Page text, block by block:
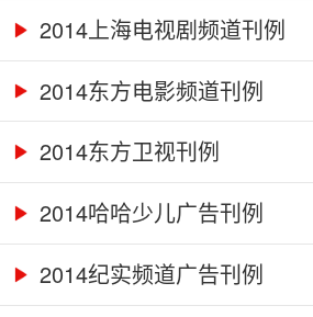
2014上海电视剧频道刊例
2014东方电影频道刊例
2014东方卫视刊例
2014哈哈少儿广告刊例
2014纪实频道广告刊例